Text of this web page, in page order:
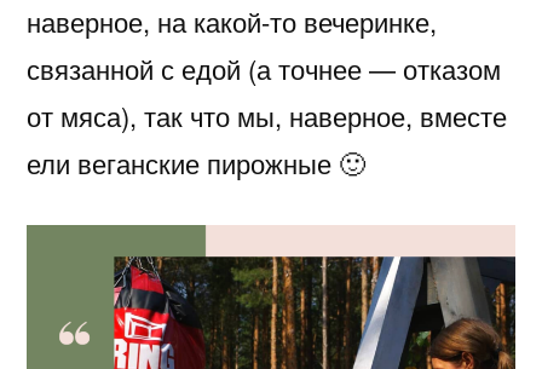
наверное, на какой-то вечеринке,
связанной с едой (а точнее — отказом
от мяса), так что мы, наверное, вместе
ели веганские пирожные 🙂